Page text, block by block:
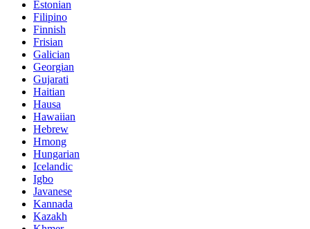
Estonian
Filipino
Finnish
Frisian
Galician
Georgian
Gujarati
Haitian
Hausa
Hawaiian
Hebrew
Hmong
Hungarian
Icelandic
Igbo
Javanese
Kannada
Kazakh